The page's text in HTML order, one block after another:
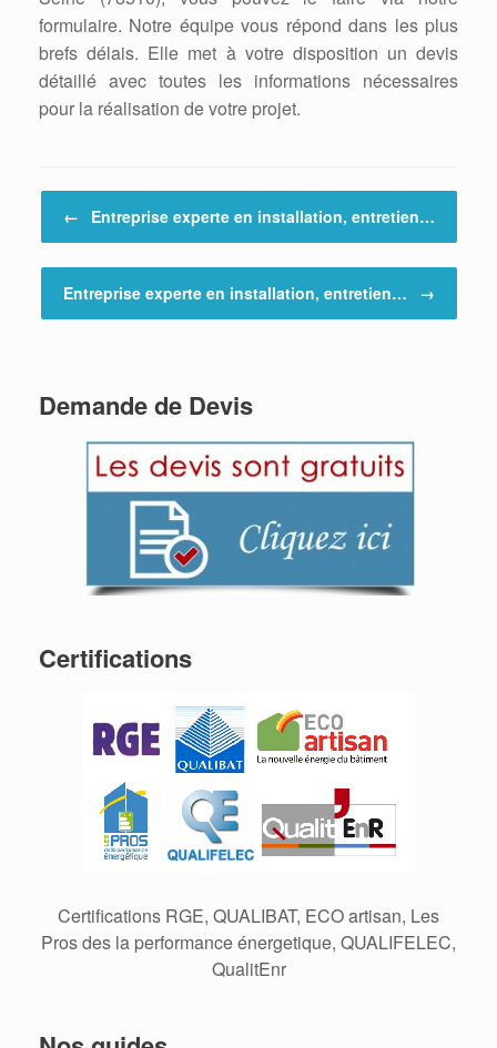
formulaire. Notre équipe vous répond dans les plus
brefs délais. Elle met à votre disposition un devis
détaillé avec toutes les informations nécessaires
pour la réalisation de votre projet.
← Entreprise experte en installation, entretien…
Entreprise experte en installation, entretien… →
Demande de Devis
Certifications
Certifications RGE, QUALIBAT, ECO artisan, Les
Pros des la performance énergetique, QUALIFELEC,
QualitEnr